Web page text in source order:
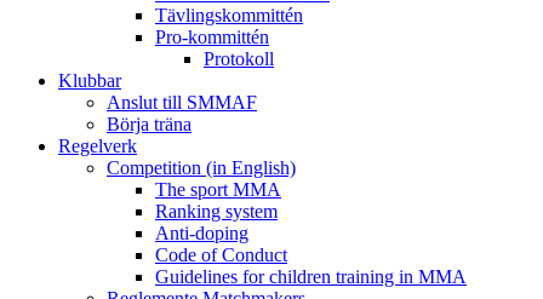
Tävlingskommittén
Pro-kommittén
Protokoll
Klubbar
Anslut till SMMAF
Börja träna
Regelverk
Competition (in English)
The sport MMA
Ranking system
Anti-doping
Code of Conduct
Guidelines for children training in MMA